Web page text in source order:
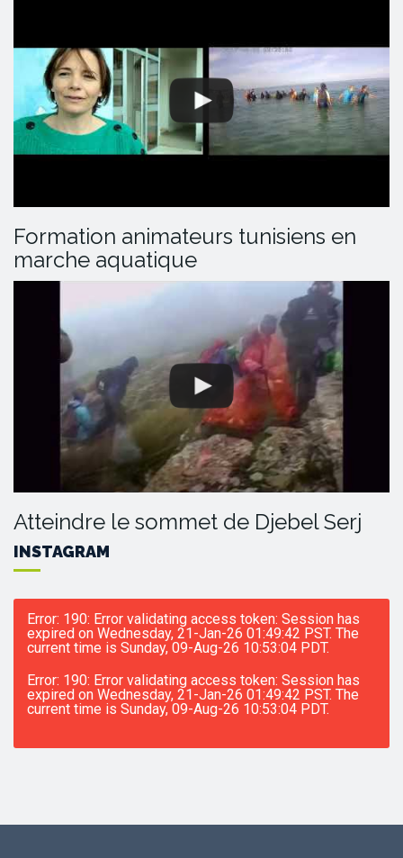
Formation animateurs tunisiens en
marche aquatique
Atteindre le sommet de Djebel Serj
INSTAGRAM
Error: 190: Error validating access token: Session has
expired on Wednesday, 21-Jan-26 01:49:42 PST. The
current time is Sunday, 09-Aug-26 10:53:04 PDT.
Error: 190: Error validating access token: Session has
expired on Wednesday, 21-Jan-26 01:49:42 PST. The
current time is Sunday, 09-Aug-26 10:53:04 PDT.